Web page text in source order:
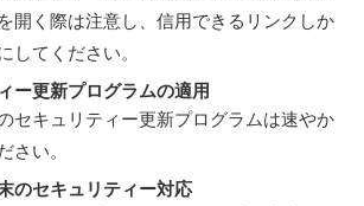
開く際は注意し、信用できるリンクしか
してください。
ー更新プログラムの適用
セキュリティー更新プログラムは速やか
さい。
のセキュリティー対応